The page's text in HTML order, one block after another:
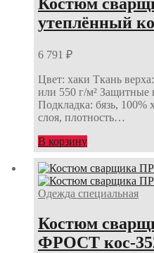
утеплённый
6 791 ₽
Цвет: хаки Ткань
или 550 г/м² Защитные
Подкладка: бязь,
слоя, плотность…
В корзину
Одежда специальная
Костюм
ФРОСТ кос-